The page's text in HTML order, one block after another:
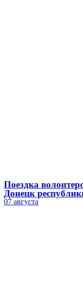
Поездка
Донецк
07 августа